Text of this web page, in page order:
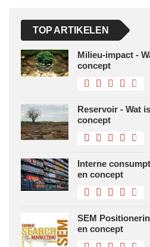
TOP ARTIKELEN
Milieu-impact -
concept
Reservoir - Wat
concept
Interne
en concept
SEM
en concept